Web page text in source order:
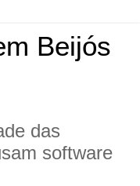
Beijós
das
software